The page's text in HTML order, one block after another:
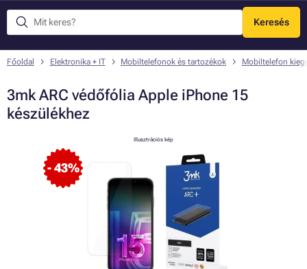
Keresés
Menü
Főoldal Elektronika + IT Mobiltelefonok és tartozékok Mobiltelefon
3mk ARC védőfólia Apple iPhone 15
készülékhez
- 43%
Illusztrációs kép